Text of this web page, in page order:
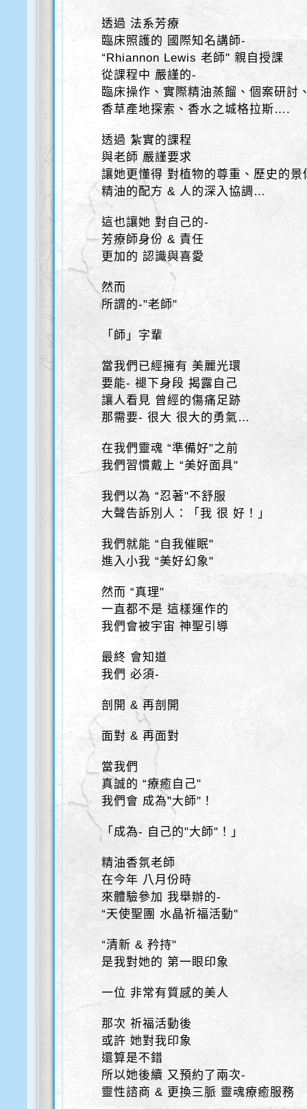
透過 法系芳療
臨床照護的 國際知名講師-
“Rhiannon Lewis 老師" 親自授課
從課程中 嚴謹的-
臨床操作、實際精油蒸餾、個案研討
香草產地探索、香水之城格拉斯….
透過 紮實的課程
與老師 嚴謹要求
讓她更懂得 對植物的尊重、歷史的景
精油的配方 & 人的深入協調…
這也讓她 對自己的-
芳療師身份 & 責任
更加的 認識與喜愛
然而
所謂的-"老師"
「師」字輩
當我們已經擁有 美麗光環
要能- 褪下身段 揭露自己
讓人看見 曾經的傷痛足跡
那需要- 很大 很大的勇氣…
在我們靈魂 “準備好"之前
我們習慣戴上 “美好面具"
我們以為 “忍著"不舒服
大聲告訴別人：「我 很 好！」
我們就能 “自我催眠"
進入小我 “美好幻象"
然而 “真理"
一直都不是 這樣運作的
我們會被宇宙 神聖引導
最終 會知道
我們 必須-
剖開 & 再剖開
面對 & 再面對
當我們
真誠的 “療癒自己"
我們會 成為"大師"！
「成為- 自己的"大師"！」
精油香氛老師
在今年 八月份時
來體驗參加 我舉辦的-
“天使聖團 水晶祈福活動"
“清新 & 矜持"
是我對她的 第一眼印象
一位 非常有質感的美人
那次 祈福活動後
或許 她對我印象
還算是不錯
所以她後續 又預約了兩次-
靈性諮商 & 更換三脈 靈魂療癒服務